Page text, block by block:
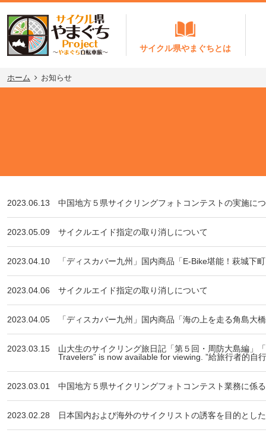
サイクル県やまぐちとは
ホーム お知らせ
2023.06.13 中国地方５県サイクリングフォトコンテストの実施に
2023.05.09 サイクルエイド指定の取り消しについて
2023.04.10 「ディスカバー九州」国内商品「E-Bike堪能！萩城
2023.04.06 サイクルエイド指定の取り消しについて
2023.04.05 「ディスカバー九州」国内商品「海の上を走る角島大
2023.03.15
山大生のサイクリング旅日記「第５回・周防大島編」
Travelers” is now available for viewing. ”給旅行者的自
2023.03.01 中国地方５県サイクリングフォトコンテスト業務に係
2023.02.28 日本国内および海外のサイクリストの誘客を目的とし